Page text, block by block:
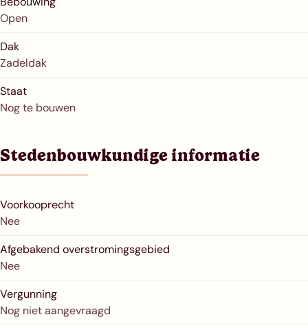
Open
Dak
Zadeldak
Staat
Nog te bouwen
Stedenbouwkundige informatie
Voorkooprecht
Nee
Afgebakend overstromingsgebied
Nee
Vergunning
Nog niet aangevraagd